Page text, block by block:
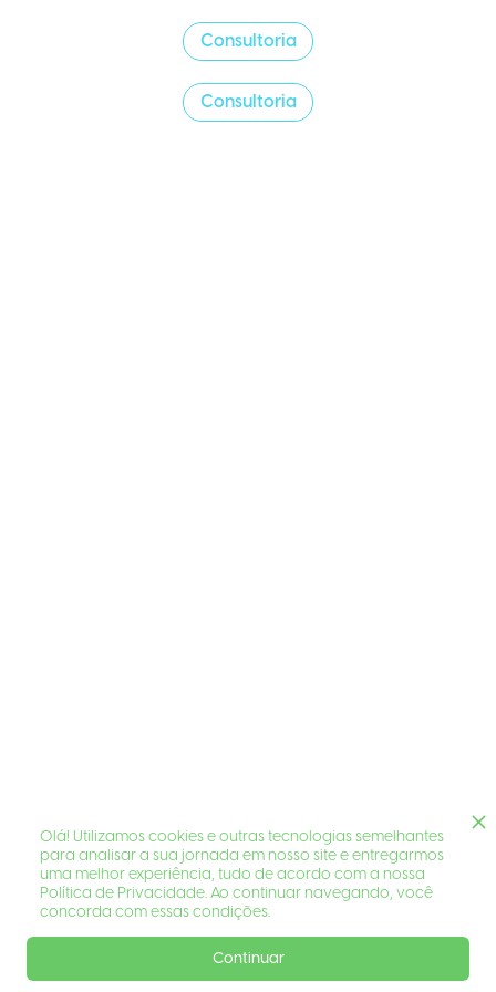
Consultoria
Consultoria
Olá! Utilizamos cookies e outras tecnologias semelhantes
para analisar a sua jornada em nosso site e entregarmos
uma melhor experiência, tudo de acordo com a nossa
Política de Privacidade. Ao continuar navegando, você
concorda com essas condições.
Continuar